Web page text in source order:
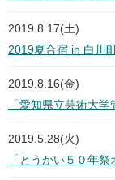
2019.8.17(土)
2019夏合宿 in 白川
2019.8.16(金)
「愛知県立芸術大
2019.5.28(火)
「とうかい５０年